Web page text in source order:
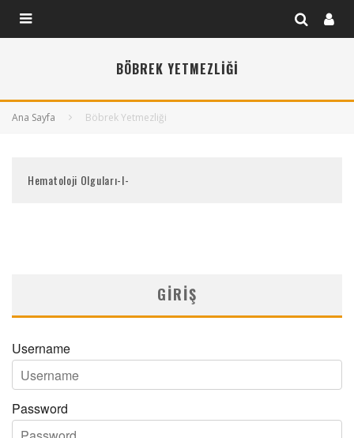
BÖBREK YETMEZLIĞI
Ana Sayfa Böbrek Yetmezliği
Hematoloji Olguları-I-
GIRIŞ
Username
Password